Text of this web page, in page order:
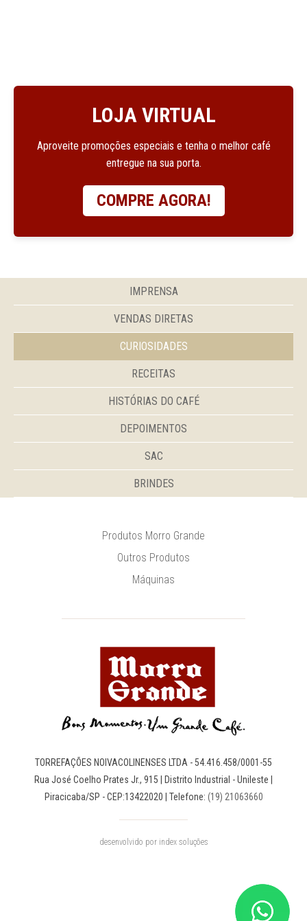
LOJA VIRTUAL
Aproveite promoções especiais e tenha o melhor café
entregue na sua porta.
COMPRE AGORA!
IMPRENSA
VENDAS DIRETAS
CURIOSIDADES
RECEITAS
HISTÓRIAS DO CAFÉ
DEPOIMENTOS
SAC
BRINDES
Produtos Morro Grande
Outros Produtos
Máquinas
TORREFAÇÕES NOIVACOLINENSES LTDA - 54.416.458/0001-55
Rua José Coelho Prates Jr., 915 | Distrito Industrial - Unileste |
Piracicaba/SP - CEP:13422020 | Telefone: (19) 21063660
desenvolvido por index soluções